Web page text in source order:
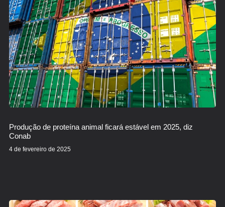
Produção de proteína animal ficará estável em 2025, diz
Conab
4 de fevereiro de 2025